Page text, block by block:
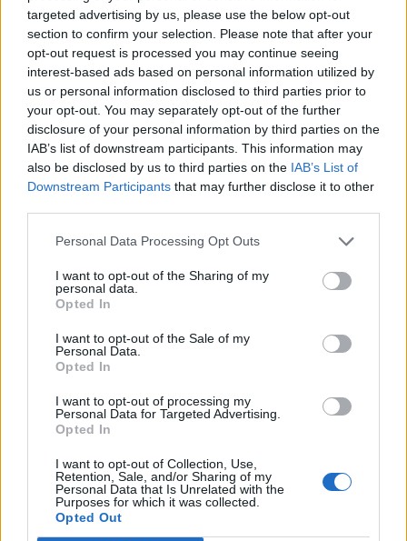
targeted advertising by us, please use the below opt-out
section to confirm your selection. Please note that after your
opt-out request is processed you may continue seeing
interest-based ads based on personal information utilized by
us or personal information disclosed to third parties prior to
your opt-out. You may separately opt-out of the further
disclosure of your personal information by third parties on the
IAB’s list of downstream participants. This information may
also be disclosed by us to third parties on the IAB’s List of
Downstream Participants that may further disclose it to other
Personal Data Processing Opt Outs
I want to opt-out of the Sharing of my
personal data.
Opted In
I want to opt-out of the Sale of my
Personal Data.
Opted In
I want to opt-out of processing my
Personal Data for Targeted Advertising.
Opted In
I want to opt-out of Collection, Use,
Retention, Sale, and/or Sharing of my
Personal Data that Is Unrelated with the
Purposes for which it was collected.
Opted Out
18η συνεχόμενη χρονιά για τον ΟΤΕ στη διεθνή σειρά δεικτών
FTSE4Good
Alpha Bank: Για πρώτη φορά το Αρχαίο Θέατρο Επιδαύρου άνοιξε τις
πύλες του σε όλους
ΠΕΡΙΣΣΌΤΕΡΑ ΣΕ ΑΥΤΉ ΤΗΝ ΚΑΤΗΓΟΡΊΑ
ΕΟΤ: Διάκριση της Ελλάδας
Finland 2026
04/06/2026 - 12:46
Η VITAEL αναλαμβάνει την
Hotel Athens
04/06/2026 - 15:30